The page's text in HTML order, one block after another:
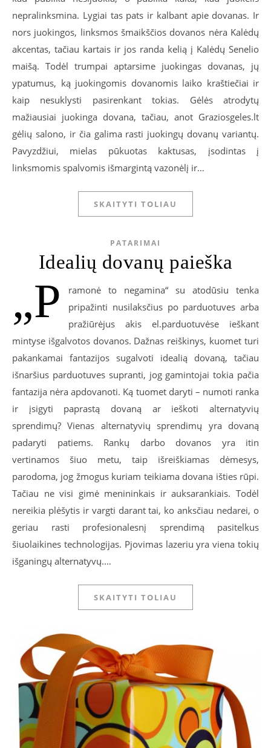
nepralinksmina. Lygiai tas pats ir kalbant apie dovanas. Ir
nors juokingos, linksmos šmaikščios dovanos nėra Kalėdų
akcentas, tačiau kartais ir jos randa kelią į Kalėdų Senelio
maišą. Todėl trumpai aptarsime juokingas dovanas, jų
ypatumus, ką juokingomis dovanomis laiko kraštiečiai ir
kaip nesuklysti pasirenkant tokias. Gėlės atrodytų
mažiausiai juokinga dovana, tačiau, anot Graziosgeles.lt
gėlių salono, ir čia galima rasti juokingų dovanų variantų.
Pavyzdžiui, mielas pūkuotas kaktusas, įsodintas į
linksmomis spalvomis išmargintą vazonėlį ir…
SKAITYTI TOLIAU
PATARIMAI
Idealių dovanų paieška
„P
ramonė to negamina“ su atodūsiu tenka
pripažinti nusilaksčius po parduotuves arba
pražiūrėjus akis el.parduotuvėse ieškant
mintyse išgalvotos dovanos. Dažnas reiškinys, kuomet turi
pakankamai fantazijos sugalvoti idealią dovaną, tačiau
išnaršius parduotuves supranti, jog gamintojai tokia pačia
fantazija nėra apdovanoti. Ką tuomet daryti – numoti ranka
ir įsigyti paprastą dovaną ar ieškoti alternatyvių
sprendimų? Vienas alternatyvių sprendimų yra dovaną
padaryti patiems. Rankų darbo dovanos yra itin
vertinamos šiuo metu, taip išreiškiamas dėmesys,
parodoma, jog žmogus kuriam teikiama dovana išties rūpi.
Tačiau ne visi gimė menininkais ir auksarankiais. Todėl
nereikia plėšytis ir vargti darant tai, ko anksčiau nedarei, o
geriau rasti profesionalesnį sprendimą pasitelkus
šiuolaikines technologijas. Pjovimas lazeriu yra viena tokių
išganingų alternatyvų.…
SKAITYTI TOLIAU